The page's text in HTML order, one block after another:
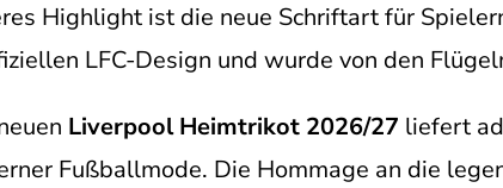
Highlight ist die neue Schriftart für
LFC-Design und wurde von den
Liverpool Heimtrikot 2026/27 liefert
Fußballmode. Die Hommage an die